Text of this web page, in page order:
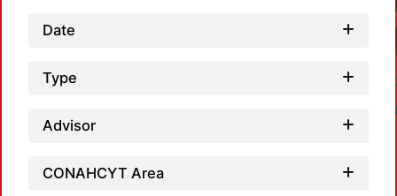
Date
Type
Advisor
CONAHCYT Area